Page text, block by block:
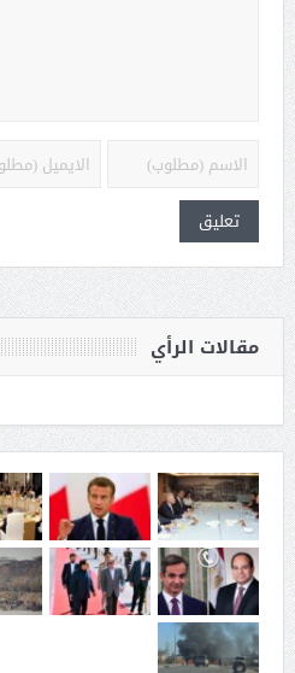
مقالات الرأي